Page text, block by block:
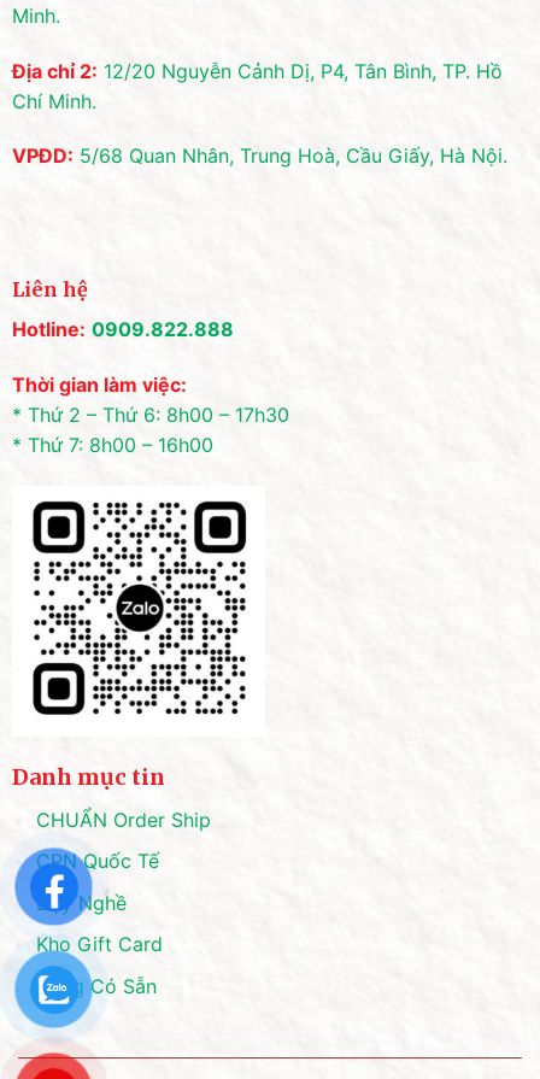
Minh.
Địa chỉ 2: 12/20 Nguyễn Cảnh Dị, P4, Tân Bình, TP. Hồ
Chí Minh.
VPĐD: 5/68 Quan Nhân, Trung Hoà, Cầu Giấy, Hà Nội.
Liên hệ
Hotline: 0909.822.888
Thời gian làm việc:
* Thứ 2 – Thứ 6: 8h00 – 17h30
* Thứ 7: 8h00 – 16h00
Danh mục tin
CHUẨN Order Ship
CPN Quốc Tế
Dạy Nghề
Kho Gift Card
Hàng Có Sẵn